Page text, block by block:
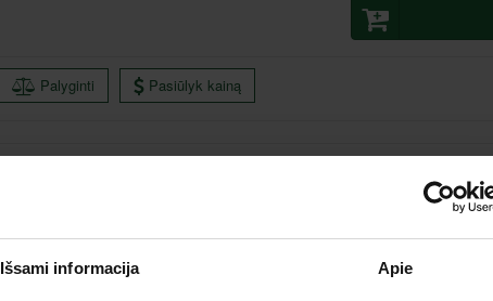
Išsami informacija Apie
Palyginti Pasiūlyk kainą